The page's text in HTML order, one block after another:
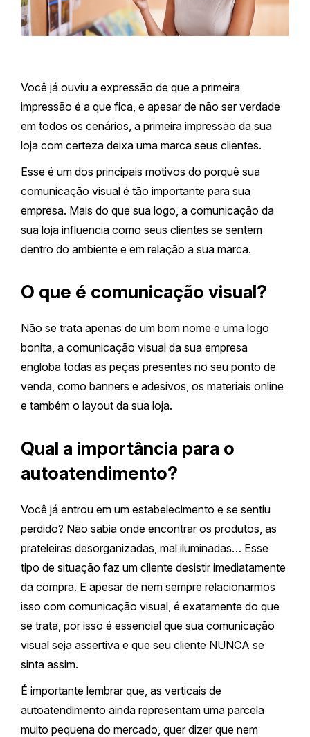
Você já ouviu a expressão de que a primeira
impressão é a que fica, e apesar de não ser verdade
em todos os cenários, a primeira impressão da sua
loja com certeza deixa uma marca seus clientes.
Esse é um dos principais motivos do porquê sua
comunicação visual é tão importante para sua
empresa. Mais do que sua logo, a comunicação da
sua loja influencia como seus clientes se sentem
dentro do ambiente e em relação a sua marca.
O que é comunicação visual?
Não se trata apenas de um bom nome e uma logo
bonita, a comunicação visual da sua empresa
engloba todas as peças presentes no seu ponto de
venda, como banners e adesivos, os materiais online
e também o layout da sua loja.
Qual a importância para o
autoatendimento?
Você já entrou em um estabelecimento e se sentiu
perdido? Não sabia onde encontrar os produtos, as
prateleiras desorganizadas, mal iluminadas… Esse
tipo de situação faz um cliente desistir imediatamente
da compra. E apesar de nem sempre relacionarmos
isso com comunicação visual, é exatamente do que
se trata, por isso é essencial que sua comunicação
visual seja assertiva e que seu cliente NUNCA se
sinta assim.
É importante lembrar que, as verticais de
autoatendimento ainda representam uma parcela
muito pequena do mercado, quer dizer que nem